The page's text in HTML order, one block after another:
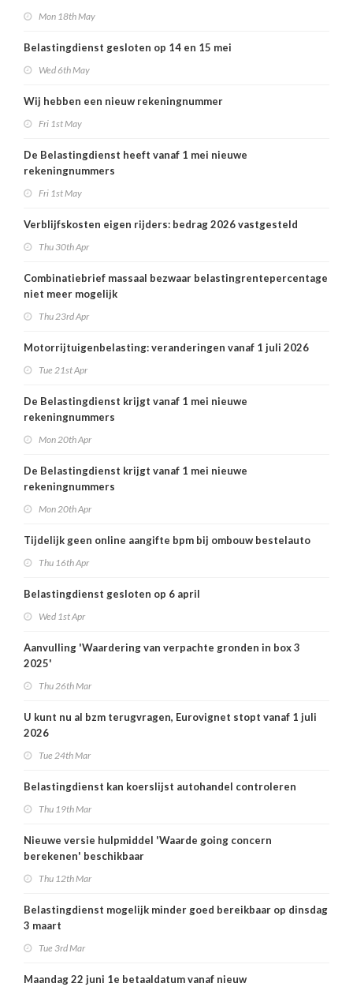
Mon 18th May
Belastingdienst gesloten op 14 en 15 mei
Wed 6th May
Wij hebben een nieuw rekeningnummer
Fri 1st May
De Belastingdienst heeft vanaf 1 mei nieuwe
rekeningnummers
Fri 1st May
Verblijfskosten eigen rijders: bedrag 2026 vastgesteld
Thu 30th Apr
Combinatiebrief massaal bezwaar belastingrentepercentage
niet meer mogelijk
Thu 23rd Apr
Motorrijtuigenbelasting: veranderingen vanaf 1 juli 2026
Tue 21st Apr
De Belastingdienst krijgt vanaf 1 mei nieuwe
rekeningnummers
Mon 20th Apr
De Belastingdienst krijgt vanaf 1 mei nieuwe
rekeningnummers
Mon 20th Apr
Tijdelijk geen online aangifte bpm bij ombouw bestelauto
Thu 16th Apr
Belastingdienst gesloten op 6 april
Wed 1st Apr
Aanvulling 'Waardering van verpachte gronden in box 3
2025'
Thu 26th Mar
U kunt nu al bzm terugvragen, Eurovignet stopt vanaf 1 juli
2026
Tue 24th Mar
Belastingdienst kan koerslijst autohandel controleren
Thu 19th Mar
Nieuwe versie hulpmiddel 'Waarde going concern
berekenen' beschikbaar
Thu 12th Mar
Belastingdienst mogelijk minder goed bereikbaar op dinsdag
3 maart
Tue 3rd Mar
Maandag 22 juni 1e betaaldatum vanaf nieuw